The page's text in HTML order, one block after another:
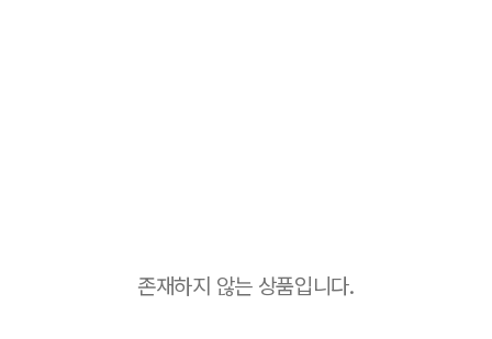
존재하지 않는 상품입니다.